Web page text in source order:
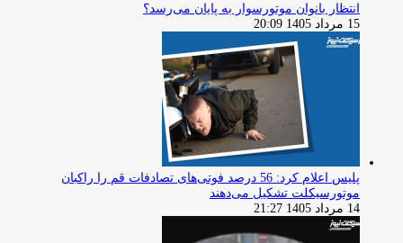
انتظار بانوان موتورسوار به پایان می‌رسد؟
15 مرداد 1405 20:09
پلیس اعلام کرد: 56 درصد فوتی‌های تصادفات قم را راکبان
موتورسیکلت تشکیل می‌دهند
14 مرداد 1405 21:27